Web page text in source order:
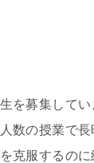
を募集して
数の授業で
克服するの